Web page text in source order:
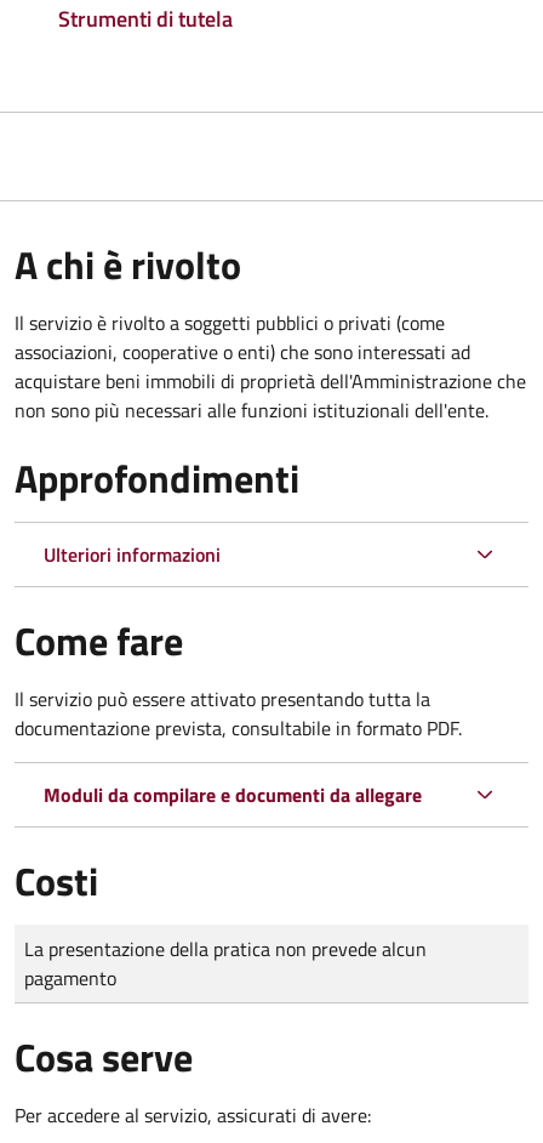
Strumenti di tutela
A chi è rivolto
Il servizio è rivolto a soggetti pubblici o privati (come
associazioni, cooperative o enti) che sono interessati ad
acquistare beni immobili di proprietà dell'Amministrazione che
non sono più necessari alle funzioni istituzionali dell'ente.
Approfondimenti
Ulteriori informazioni
Come fare
Il servizio può essere attivato presentando tutta la
documentazione prevista, consultabile in formato PDF.
Moduli da compilare e documenti da allegare
Costi
Tipo di pagamento
Importo
La presentazione della pratica non prevede alcun
pagamento
Cosa serve
Per accedere al servizio, assicurati di avere: